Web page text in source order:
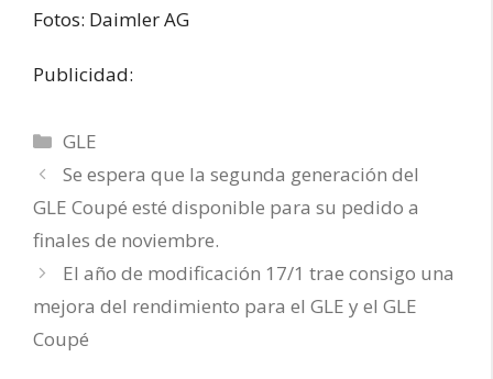
Fotos: Daimler AG
Publicidad:
Categorías
GLE
Se espera que la segunda generación del
GLE Coupé esté disponible para su pedido a
finales de noviembre.
El año de modificación 17/1 trae consigo una
mejora del rendimiento para el GLE y el GLE
Coupé